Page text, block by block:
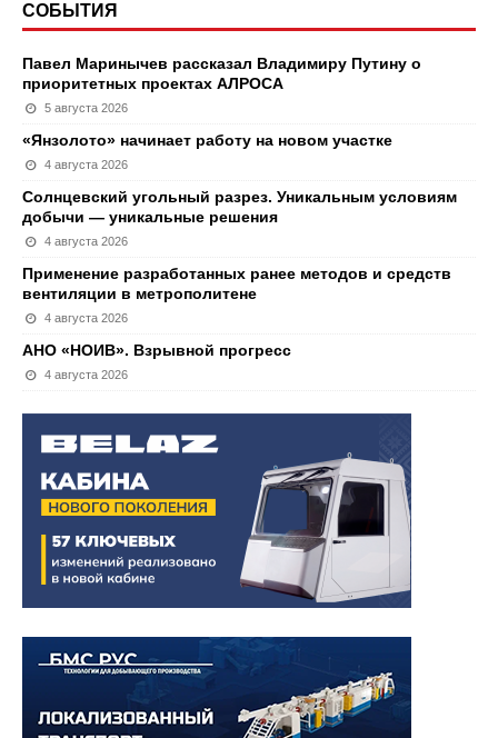
СОБЫТИЯ
Павел Маринычев рассказал Владимиру Путину о
приоритетных проектах АЛРОСА
5 августа 2026
«Янзолото» начинает работу на новом участке
4 августа 2026
Солнцевский угольный разрез. Уникальным условиям
добычи — уникальные решения
4 августа 2026
Применение разработанных ранее методов и средств
вентиляции в метрополитене
4 августа 2026
АНО «НОИВ». Взрывной прогресс
4 августа 2026